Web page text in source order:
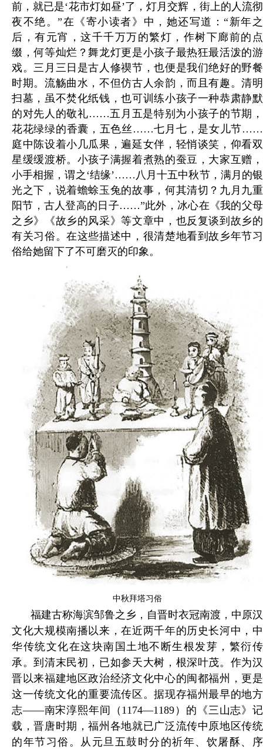
前，就已是‘花市灯如昼’了，灯月交辉，街上的人流彻
夜不绝。”在《寄小读者》中，她还写道：“新年之
后，有元宵，这千千万万的繁灯，作树下廊前的点
缀，何等灿烂？舞龙灯更是小孩子最热狂最活泼的游
戏。三月三日是古人修禊节，也便是我们绝好的野餐
时期。流觞曲水，不但仿古人余韵，而且有趣。清明
扫墓，虽不焚化纸钱，也可训练小孩子一种恭肃静默
的对先人的敬礼……五月五是特别为小孩子的节期，
花花绿绿的香囊，五色丝……七月七，是女儿节……
庭中陈设着小几瓜果，遍延女伴，轻悄谈笑，仰看双
星缓缓渡桥。小孩子满握着煮熟的蚕豆，大家互赠，
小手相握，谓之‘结缘’……八月十五中秋节，满月的银
光之下，说着蟾蜍玉兔的故事，何其清切？九月九重
阳节，古人登高的日子……”此外，冰心在《我的父母
之乡》《故乡的风采》等文章中，也反复谈到故乡的
有关习俗。在这些描述中，很清楚地看到故乡年节习
俗给她留下了不可磨灭的印象。
中秋拜塔习俗
福建古称海滨邹鲁之乡，自晋时衣冠南渡，中原汉
文化大规模南播以来，在近两千年的历史长河中，中
华传统文化在这块南国土地不断生根发芽，繁衍传
承。到清末民初，已如参天大树，根深叶茂。作为汉
晋以来福建地区政治经济文化中心的闽都福州，更是
这一传统文化的重要流传区。据现存福州最早的地方
志——南宋淳熙年间（1174—1189）的《三山志》记
载，晋唐时期，福州各地就已广泛流传中原地区传统
的年节习俗。从元旦五鼓时分的祈年、饮屠酥、序